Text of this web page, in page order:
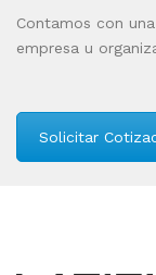
Contamos con
empresa u
Solicitar